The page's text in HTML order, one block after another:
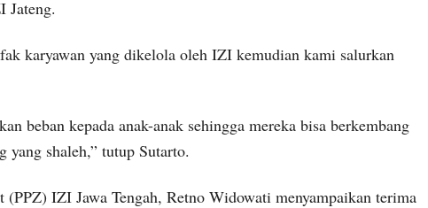
Jateng.
karyawan yang dikelola oleh IZI kemudian kami salurkan
beban kepada anak-anak sehingga mereka bisa berkembang
yang shaleh,” tutup Sutarto.
(PPZ) IZI Jawa Tengah, Retno Widowati menyampaikan terima